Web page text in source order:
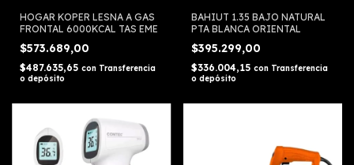
HOGAR KOPER LESNA A GAS
FRONTAL 6000KCAL TAS EME
$573.689,00
$487.635,65 con Transferencia
o depósito
BAHIUT 1.35 BAJO NATURAL
PTA BLANCA ORIENTAL
$395.299,00
$336.004,15 con Transferencia
o depósito